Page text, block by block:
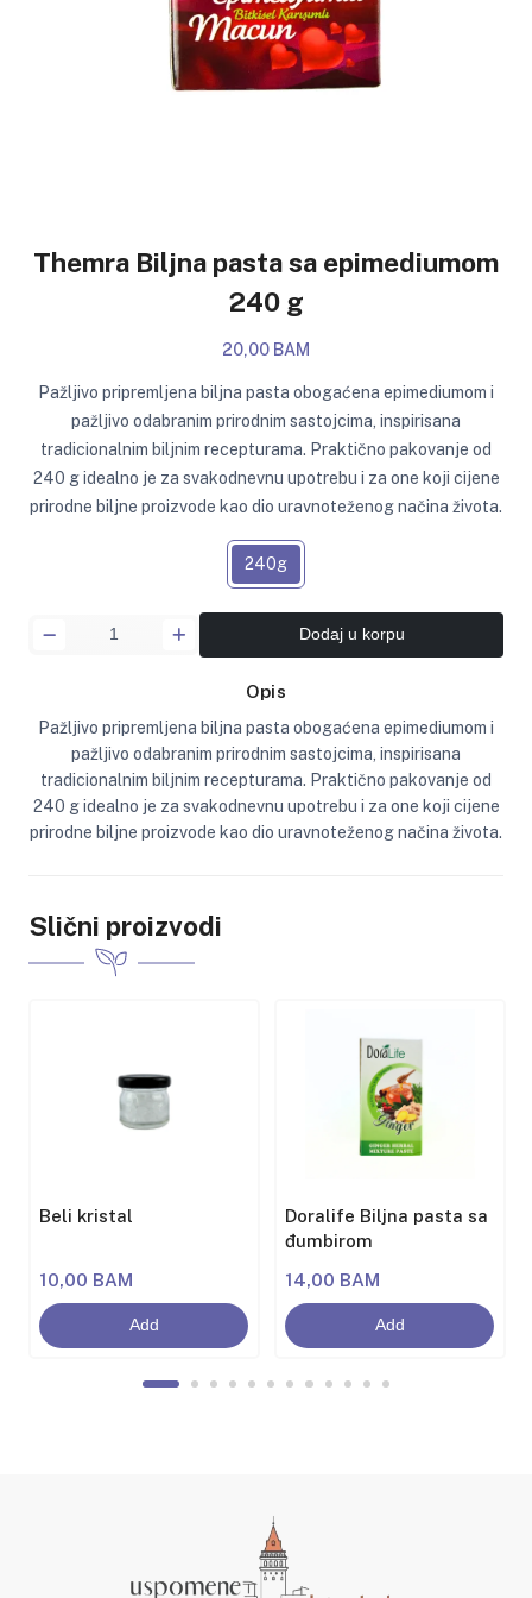
Themra Biljna pasta sa epimediumom
240 g
20,00 BAM
Pažljivo pripremljena biljna pasta obogaćena epimediumom i
pažljivo odabranim prirodnim sastojcima, inspirisana
tradicionalnim biljnim recepturama. Praktično pakovanje od
240 g idealno je za svakodnevnu upotrebu i za one koji cijene
prirodne biljne proizvode kao dio uravnoteženog načina života.
240g
Dodaj u korpu
Opis
Pažljivo pripremljena biljna pasta obogaćena epimediumom i
pažljivo odabranim prirodnim sastojcima, inspirisana
tradicionalnim biljnim recepturama. Praktično pakovanje od
240 g idealno je za svakodnevnu upotrebu i za one koji cijene
prirodne biljne proizvode kao dio uravnoteženog načina života.
Slični proizvodi
Beli kristal
10,00 BAM
Add
Doralife Biljna pasta sa
đumbirom
14,00 BAM
Add